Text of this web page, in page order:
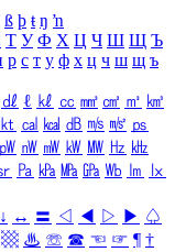
ß þ ŧ ŋ ŉ
Т У Ф Х Ц Ч Ш Щ Ъ
р с т у ф х ц ч ш щ ъ
㎗ ℓ ㎘ ㏄ ㎣ ㎤ ㎥ ㎦
㏏ ㎈ ㎉ ㏈ ㎧ ㎨ ㎰
㎺ ㎻ ㎽ ㎾ ㎿ ㎐ ㎑
㎩ ㎪ ㎫ ㎬ ㏝ ㏐
㏓
↓ ↔ 〓 ◁ ◀ ▷ ▶ ♤
▩ ♨ ☏ ☎ ☜ ☞ ¶ †